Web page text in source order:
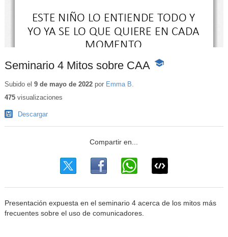
Seminario 4 Mitos sobre CAA
-
Subido el 9 de mayo de 2022por Emma B.
475visualizaciones
Descargar
Presentación expuesta en el seminario 4 acerca de los mitos más
frecuentes sobre el uso de comunicadores.